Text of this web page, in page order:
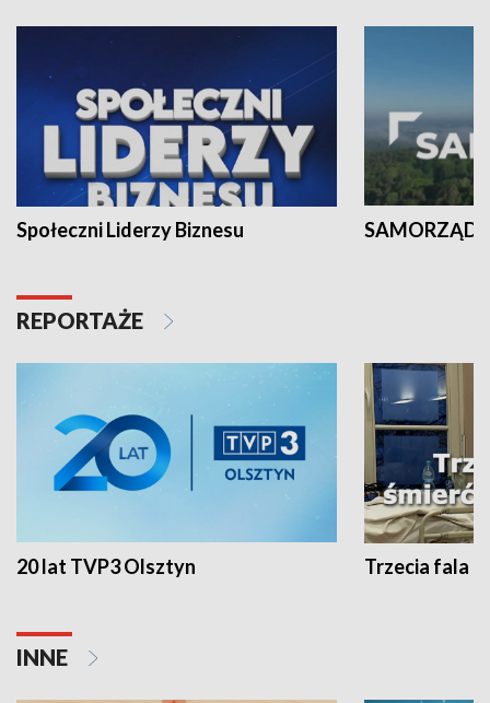
Społeczni Liderzy Biznesu SAMORZĄD
REPORTAŻE
20 lat TVP3 Olsztyn Trzecia fala -
INNE